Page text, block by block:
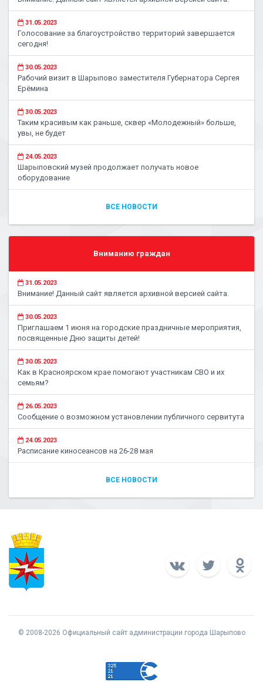
31.05.2023
Голосование за благоустройство территорий завершается
сегодня!
30.05.2023
Рабочий визит в Шарыпово заместителя Губернатора Сергея
Ерёмина
30.05.2023
Таким красивым как раньше, сквер «Молодежный» больше,
увы, не будет
24.05.2023
Шарыповский музей продолжает получать новое
оборудование
ВСЕ НОВОСТИ
Вниманию граждан
31.05.2023
Внимание! Данный сайт является архивной версией сайта.
30.05.2023
Приглашаем 1 июня на городские праздничные мероприятия,
посвященные Дню защиты детей!
30.05.2023
Как в Красноярском крае помогают участникам СВО и их
семьям?
26.05.2023
Сообщение о возможном установлении публичного сервитута
24.05.2023
Расписание киносеансов на 26-28 мая
ВСЕ НОВОСТИ
© 2008-2026 Официальный сайт администрации города Шарыпово